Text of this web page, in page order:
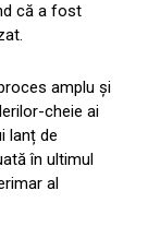
că a fost
amplu și
cheie ai
lanț de
în ultimul
al